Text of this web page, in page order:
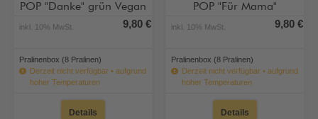
POP "Danke" grün Vegan
inkl. 10% MwSt. 9,80 €
Pralinenbox (8 Pralinen)
Derzeit nicht verfügbar • aufgrund
hoher Temperaturen
Details
POP "Für Mama"
inkl. 10% MwSt. 9,80 €
Pralinenbox (8 Pralinen)
Derzeit nicht verfügbar • aufgrund
hoher Temperaturen
Details